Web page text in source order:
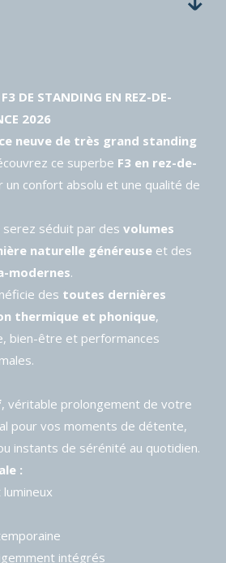
DE STANDING EN REZ-DE-
2026
neuve de très grand standing
ce superbe F3 en rez-de-
un confort absolu et une qualité de
serez séduit par des volumes
naturelle généreuseet des
modernes.
des toutes dernières
thermique et phonique,
bien-être et performances
, véritable prolongement de votre
pour vos moments de détente,
instants de sérénité au quotidien.
:
intégrés